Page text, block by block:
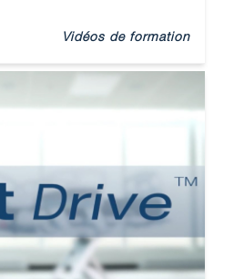
Vidéos de formation